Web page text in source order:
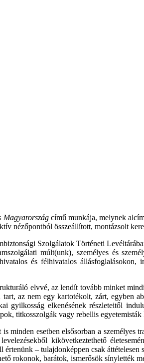
Magyarország című munkája,melynek
nézőpontból összeállított, montázsolt
Szolgálatok Történeti
múlt(unk), személyes és
hivatalos és félhivatalos állásfoglalásokon,
elvvé, az lendít tovább minket
tart, az nem egy kartotékolt,zárt,egyben
gyilkosság elkenésének részleteitől
, titkosszolgák vagy rebellis egyetemisták
is minden esetben elsősorban a személyes
kikövetkeztethető
értenünk –tulajdonképpen csak áttételesen
rokonok, barátok, ismerősök sínylették